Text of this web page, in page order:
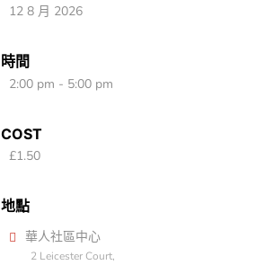
12 8 月 2026
時間
2:00 pm - 5:00 pm
COST
£1.50
地點
華人社區中心
2 Leicester Court,